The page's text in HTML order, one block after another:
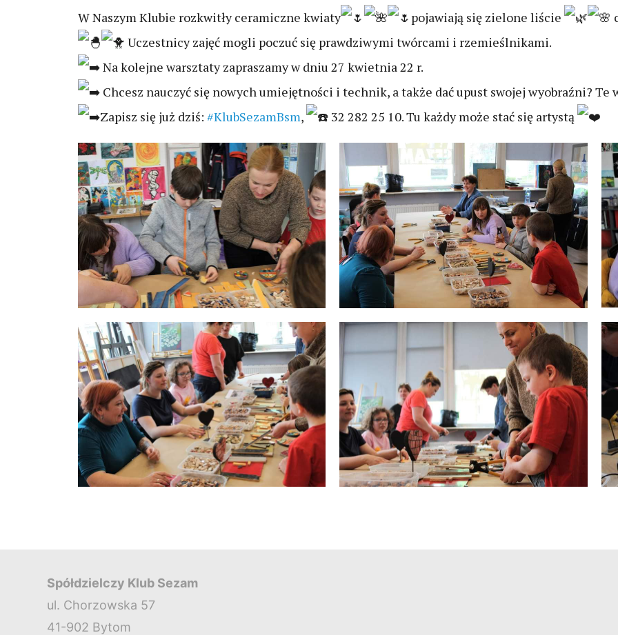
W Naszym Klubie rozkwitły ceramiczne kwiaty
pojawiają się zielone liście
Uczestnicy zajęć mogli poczuć się prawdziwymi twórcami i rzemieślnikami.
Na kolejne warsztaty zapraszamy w dniu 27 kwietnia 22 r.
Chcesz nauczyć się nowych umiejętności i technik, a także dać upust swojej wyobraźni? Te
Zapisz się już dziś: #KlubSezamBsm, 32 282 25 10. Tu każdy może stać się artystą
Spółdzielczy Klub Sezam
ul. Chorzowska 57
41-902 Bytom